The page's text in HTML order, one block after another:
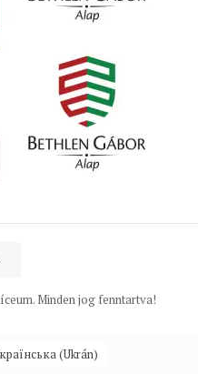
Minden jog fenntartva!
(Ukrán)